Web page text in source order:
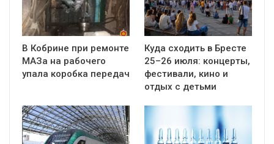
В Кобрине при ремонте
МАЗа на рабочего
упала коробка передач
Куда сходить в Бресте
25–26 июля: концерты,
фестивали, кино и
отдых с детьми